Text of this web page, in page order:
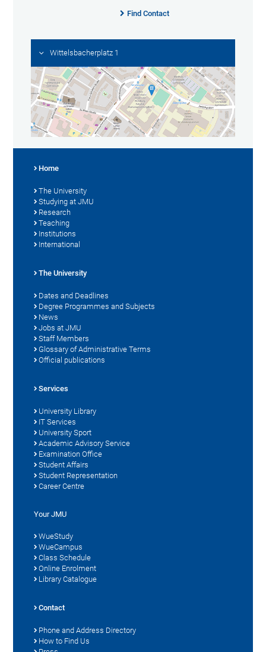
Find Contact
Wittelsbacherplatz 1
Home
The University
Studying at JMU
Research
Teaching
Institutions
International
The University
Dates and Deadlines
Degree Programmes and Subjects
News
Jobs at JMU
Staff Members
Glossary of Administrative Terms
Official publications
Services
University Library
IT Services
University Sport
Academic Advisory Service
Examination Office
Student Affairs
Student Representation
Career Centre
Your JMU
WueStudy
WueCampus
Class Schedule
Online Enrolment
Library Catalogue
Contact
Phone and Address Directory
How to Find Us